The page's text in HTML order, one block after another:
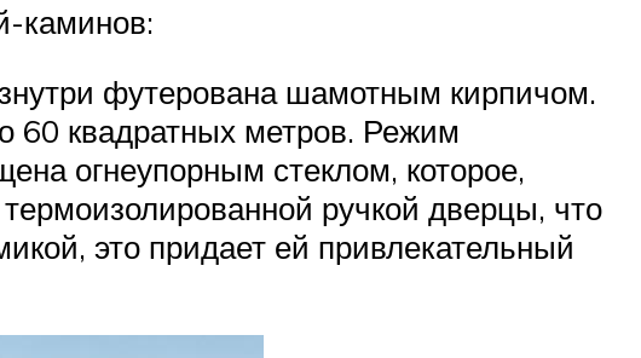
каминов:
футерована шамотным кирпичом.
60 квадратных метров. Режим
огнеупорным стеклом, которое,
ручкой дверцы, что
это придает ей привлекательный